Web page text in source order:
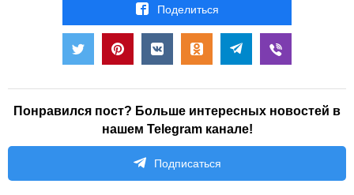
Поделиться
Понравился пост? Больше интересных новостей в
нашем Telegram канале!
Подписаться